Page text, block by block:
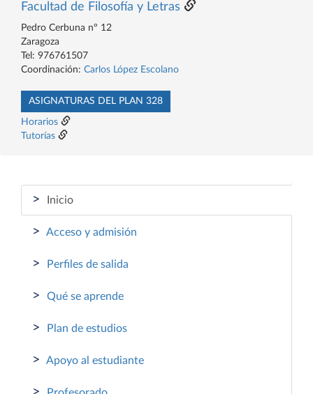
Facultad de Filosofía y Letras
Pedro Cerbuna nº 12
Zaragoza
Tel: 976761507
Coordinación: Carlos López Escolano
ASIGNATURAS DEL PLAN 328
Horarios
Tutorías
> Inicio
> Acceso y admisión
> Perfiles de salida
> Qué se aprende
> Plan de estudios
> Apoyo al estudiante